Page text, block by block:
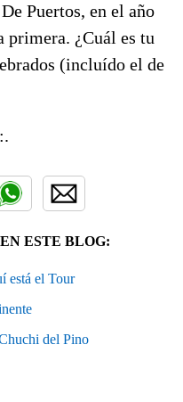
Puertos​, en el año
primera. ¿Cuál es tu
(incluído el de
ESTE BLOG:
está el Tour
del Pino